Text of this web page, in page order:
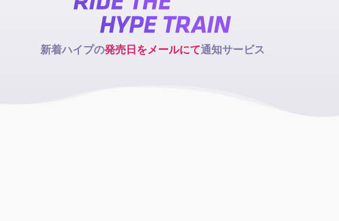
新着ハイプの発売日をメールにて通知サービス